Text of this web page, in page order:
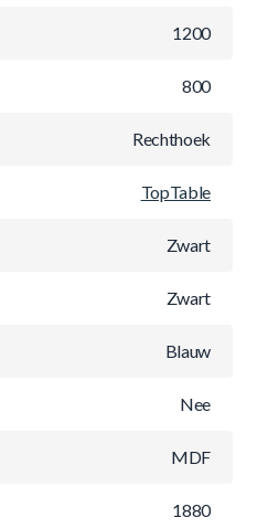
1200
800
Rechthoek
TopTable
Zwart
Zwart
Blauw
Nee
MDF
1880